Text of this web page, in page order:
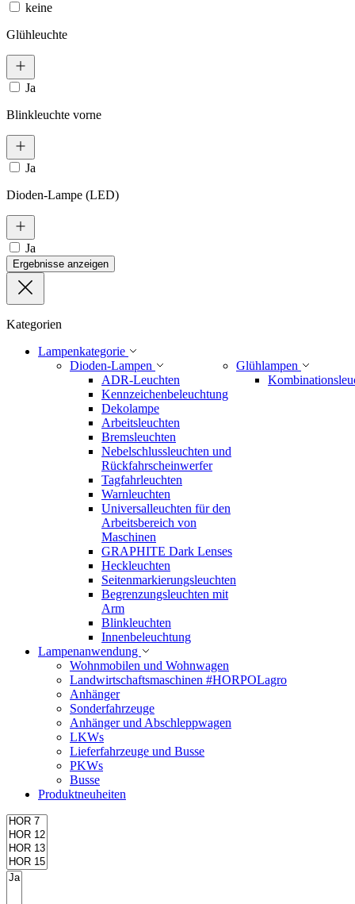
keine
Glühleuchte
Ja
Blinkleuchte vorne
Ja
Dioden-Lampe (LED)
Ja
Ergebnisse anzeigen
Kategorien
Lampenkategorie
Dioden-Lampen
ADR-Leuchten
Kennzeichenbeleuchtung
Dekolampe
Arbeitsleuchten
Bremsleuchten
Nebelschlussleuchten und
Rückfahrscheinwerfer
Tagfahrleuchten
Warnleuchten
Universalleuchten für den
Arbeitsbereich von
Maschinen
GRAPHITE Dark Lenses
Heckleuchten
Seitenmarkierungsleuchten
Begrenzungsleuchten mit
Arm
Blinkleuchten
Innenbeleuchtung
Glühlampen
Lampenanwendung
Wohnmobilen und Wohnwagen
Landwirtschaftsmaschinen #HORPOLagro
Anhänger
Sonderfahrzeuge
Anhänger und Abschleppwagen
LKWs
Lieferfahrzeuge und Busse
PKWs
Busse
Produktneuheiten